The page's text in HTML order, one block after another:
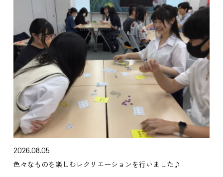
2026.08.05
色々なものを楽しむレクリエーションを行いました♪